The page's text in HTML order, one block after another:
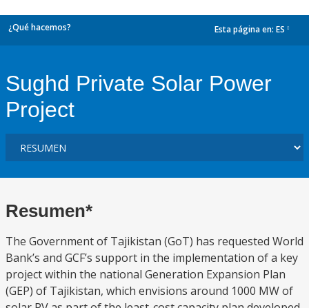
¿Qué hacemos? Esta página en: ES
Sughd Private Solar Power
Project
Resumen*
The Government of Tajikistan (GoT) has requested World
Bank’s and GCF’s support in the implementation of a key
project within the national Generation Expansion Plan
(GEP) of Tajikistan, which envisions around 1000 MW of